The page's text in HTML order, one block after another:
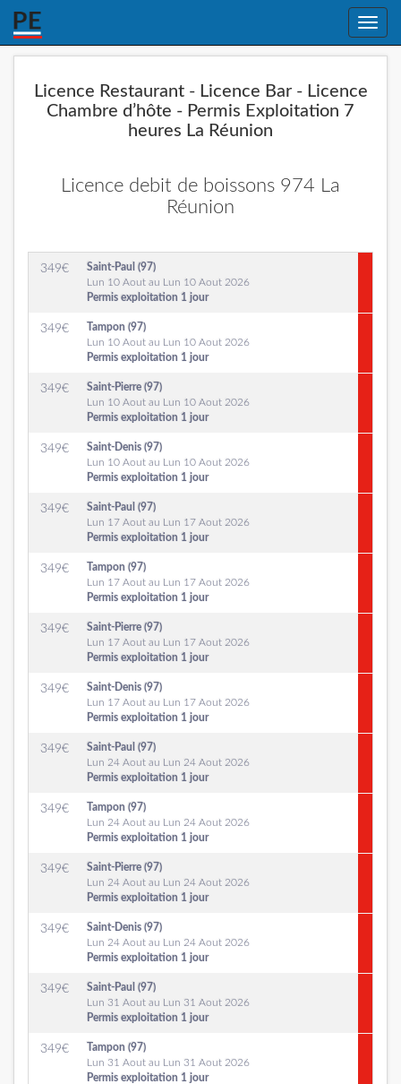
Toggle
Licence Restaurant - Licence Bar - Licence
Chambre d’hôte - Permis Exploitation 7
heures La Réunion
Licence debit de boissons 974 La
Réunion
349€
Saint-Paul (97)
Lun 10 Aout au Lun 10 Aout 2026
Permis exploitation 1 jour
349€
Tampon (97)
Lun 10 Aout au Lun 10 Aout 2026
Permis exploitation 1 jour
349€
Saint-Pierre (97)
Lun 10 Aout au Lun 10 Aout 2026
Permis exploitation 1 jour
349€
Saint-Denis (97)
Lun 10 Aout au Lun 10 Aout 2026
Permis exploitation 1 jour
349€
Saint-Paul (97)
Lun 17 Aout au Lun 17 Aout 2026
Permis exploitation 1 jour
349€
Tampon (97)
Lun 17 Aout au Lun 17 Aout 2026
Permis exploitation 1 jour
349€
Saint-Pierre (97)
Lun 17 Aout au Lun 17 Aout 2026
Permis exploitation 1 jour
349€
Saint-Denis (97)
Lun 17 Aout au Lun 17 Aout 2026
Permis exploitation 1 jour
349€
Saint-Paul (97)
Lun 24 Aout au Lun 24 Aout 2026
Permis exploitation 1 jour
349€
Tampon (97)
Lun 24 Aout au Lun 24 Aout 2026
Permis exploitation 1 jour
349€
Saint-Pierre (97)
Lun 24 Aout au Lun 24 Aout 2026
Permis exploitation 1 jour
349€
Saint-Denis (97)
Lun 24 Aout au Lun 24 Aout 2026
Permis exploitation 1 jour
349€
Saint-Paul (97)
Lun 31 Aout au Lun 31 Aout 2026
Permis exploitation 1 jour
349€
Tampon (97)
Lun 31 Aout au Lun 31 Aout 2026
Permis exploitation 1 jour